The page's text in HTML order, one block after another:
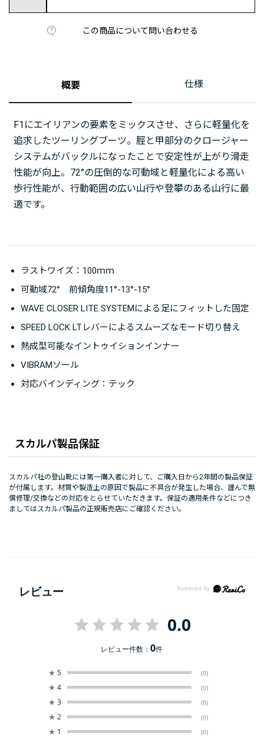
この商品について問い合わせる
概要 仕様
F1にエイリアンの要素をミックスさせ、さらに軽量化を
追求したツーリングブーツ。脛と甲部分のクロージャー
システムがバックルになったことで安定性が上がり滑走
性能が向上。72°の圧倒的な可動域と軽量化による高い
歩行性能が、行動範囲の広い山行や登攀のある山行に最
適です。
スカルパ製品保証
スカルパ社の登山靴には第一購入者に対して、ご購入日から2年間の製品保証
が付属します。材質や製造上の原因で製品に不具合が発生した場合、謹んで無
償修理/交換などの対応をとらせていただきます。保証の適用条件などにつき
ましてはスカルパ製品の正規販売店にご確認ください。
ラストワイズ：100ｍｍ
可動域72° 前傾角度11°-13°-15°
WAVE CLOSER LITE SYSTEMによる足にフィットした固定
SPEED LOCK LTレバーによるスムーズなモード切り替え
熱成型可能なイントゥイションインナー
VIBRAMソール
対応バインディング：テック
レビュー
0.0
レビュー件数：0件
★ 5 (0)
★ 4 (0)
★ 3 (0)
★ 2 (0)
★ 1 (0)